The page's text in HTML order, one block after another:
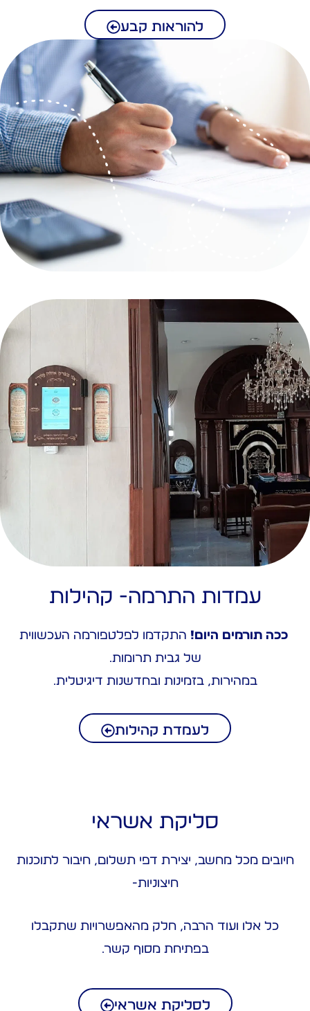
להוראות קבע
עמדות התרמה- קהילות
ככה תורמים היום! התקדמו לפלטפורמה העכשווית
של גבית תרומות.
במהירות, בזמינות ובחדשנות דיגיטלית.
לעמדת קהילות
סליקת אשראי
חיובים מכל מחשב, יצירת דפי תשלום, חיבור לתוכנות
חיצוניות-
כל אלו ועוד הרבה, חלק מהאפשרויות שתקבלו
בפתיחת מסוף קשר.
לסליקת אשראי